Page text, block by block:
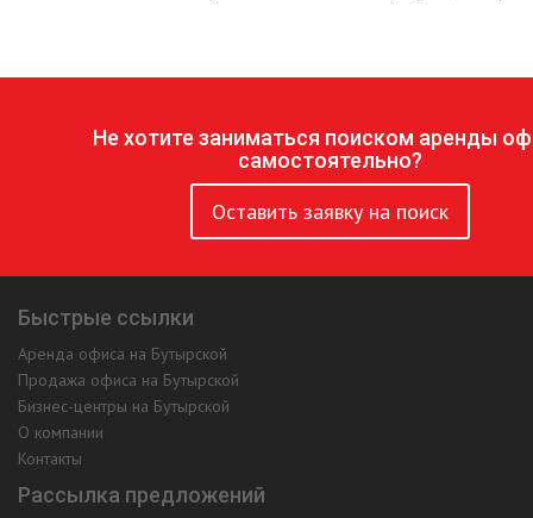
Не хотите заниматься поиском аренды
самостоятельно?
Оставить заявку на поиск
Быстрые ссылки
Аренда офиса на Бутырской
Продажа офиса на Бутырской
Бизнес-центры на Бутырской
О компании
Контакты
Рассылка предложений